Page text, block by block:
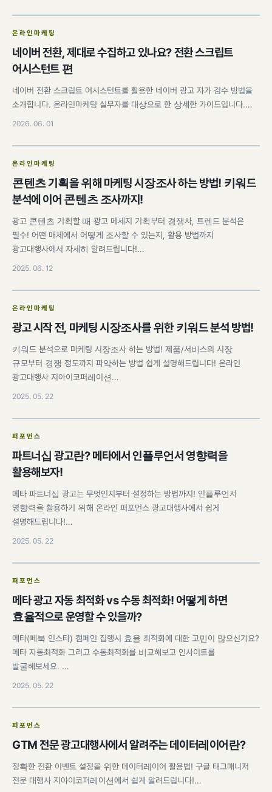
온라인마케팅
네이버 전환, 제대로 수집하고 있나요? 전환 스크립트
어시스턴트 편
네이버 전환 스크립트 어시스턴트를 활용한 네이버 광고 자가 검수 방법을
소개합니다. 온라인마케팅 실무자를 대상으로 한 상세한 가이드입니다.…
2026. 06. 01
온라인마케팅
콘텐츠 기획을 위해 마케팅 시장조사 하는 방법! 키워드
분석에 이어 콘텐츠 조사까지!
광고 콘텐츠 기획할 때 광고 메세지 기획부터 경쟁사, 트렌드 분석은
필수! 어떤 매체에서 어떻게 조사할 수 있는지, 활용 방법까지
광고대행사에서 자세히 알려드립니다!…
2025. 06. 12
온라인마케팅
광고 시작 전, 마케팅 시장조사를 위한 키워드 분석 방법!
키워드 분석으로 마케팅 시장조사 하는 방법! 제품/서비스의 시장
규모부터 경쟁 정도까지 파악하는 방법 쉽게 설명해드립니다! 온라인
광고대행사 지아이코퍼레이션…
2025. 05. 22
퍼포먼스
파트너십 광고란? 메타에서 인플루언서 영향력을
활용해보자!
메타 파트너십 광고는 무엇인지부터 설정하는 방법까지! 인플루언서
영향력을 활용하기 위해 온라인 퍼포먼스 광고대행사에서 쉽게
설명해드립니다!…
2025. 05. 22
퍼포먼스
메타 광고 자동 최적화 vs 수동 최적화! 어떻게 하면
효율적으로 운영할 수 있을까?
메타(페북 인스타) 캠페인 집행시 효율 최적화에 대한 고민이 많으신가요?
메타 자동최적화 그리고 수동최적화를 비교해보고 인사이트를
발굴해보세요. …
2025. 05. 22
퍼포먼스
GTM 전문 광고대행사에서 알려주는 데이터레이어란?
정확한 전환 이벤트 설정을 위한 데이터레이어 활용법! 구글 태그매니저
전문 대행사 지아이코퍼레이션에서 쉽게 알려드립니다!…